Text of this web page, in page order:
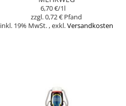
6,70 €/1l
0,72 €
inkl. 19% MwSt. ,exkl.Versandkosten